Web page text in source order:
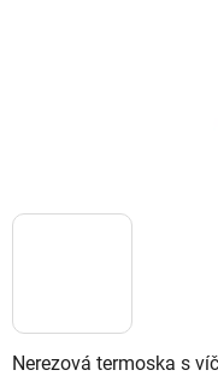
Nerezová termoska s